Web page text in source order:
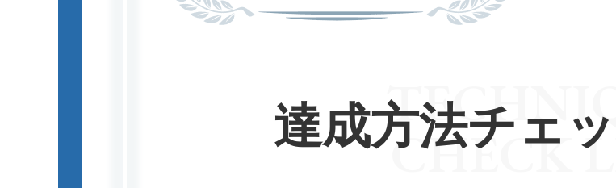
達成方法チェ
CHECK